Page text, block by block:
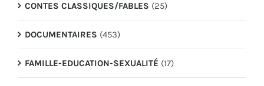
CONTES CLASSIQUES/FABLES (25)
DOCUMENTAIRES (453)
FAMILLE-EDUCATION-SEXUALITÉ (17)